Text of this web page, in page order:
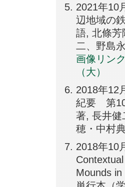
2021年10
辺地域の
語, 北條芳
二、野島
画像リン
（大）
2018年12
紀要 第10
著, 長井健
穂・中村
2018年10
Mounds